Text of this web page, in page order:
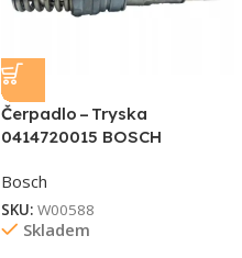
Čerpadlo – Tryska
0414720015 BOSCH
Bosch
SKU: W00588
Skladem